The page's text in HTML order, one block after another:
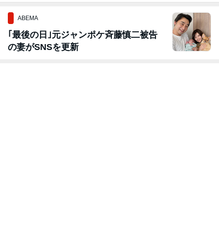
ABEMA
｢最後の日｣元ジャンポケ斉藤慎二被告
の妻がSNSを更新